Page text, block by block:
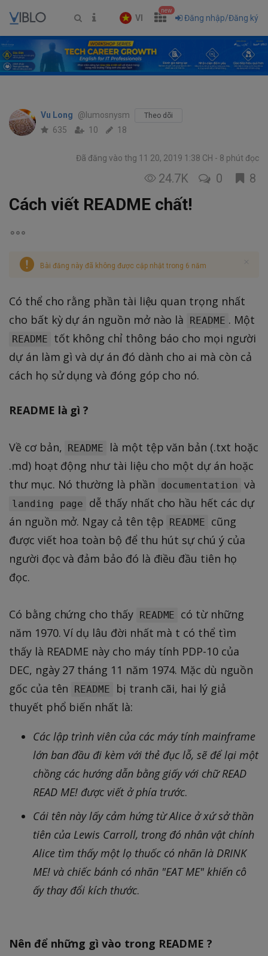
VI
new
Đăng nhập/Đăng ký
Vu Long @lumosnysm Theo dõi
635 10 18
Đã đăng vào thg 11 20, 2019 1:38 CH 8 phút đọc
24.7K 0 8
Cách viết README chất!
Bài đăng này đã không được cập nhật trong 6 năm
Có thể cho rằng phần tài liệu quan trọng nhất
cho bất kỳ dự án nguồn mở nào là
README . Một
README
tốt không chỉ thông báo cho mọi người
dự án làm gì và dự án đó dành cho ai mà còn cả
cách họ sử dụng và đóng góp cho nó.
README là gì ?
Về cơ bản, README
là một tệp văn bản (.txt hoặc
.md) hoạt động như tài liệu cho một dự án hoặc
thư mục. Nó thường là phần
documentation và
landing page
dễ thấy nhất cho hầu hết các dự
án nguồn mở. Ngay cả tên tệp README
cũng
được viết hoa toàn bộ để thu hút sự chú ý của
người đọc và đảm bảo đó là điều đầu tiên họ
đọc.
Có bằng chứng cho thấy README
có từ những
năm 1970. Ví dụ lâu đời nhất mà t có thể tìm
thấy là README này cho máy tính PDP-10 của
DEC, ngày 27 tháng 11 năm 1974. Mặc dù nguồn
gốc của tên
README
bị tranh cãi, hai lý giả
thuyết phổ biến nhất là:
Các lập trình viên của các máy tính mainframe
lớn ban đầu đi kèm với thẻ đục lỗ, sẽ để lại một
chồng các hướng dẫn bằng giấy với chữ READ
READ ME! được viết ở phía trước.
Cái tên này lấy cảm hứng từ Alice ở xứ sở thần
tiên của Lewis Carroll, trong đó nhân vật chính
Alice tìm thấy một lọ thuốc có nhãn là DRINK
ME! và chiếc bánh có nhãn "EAT ME" khiến cô
ấy thay đổi kích thước.
Nên để những gì vào trong README ?